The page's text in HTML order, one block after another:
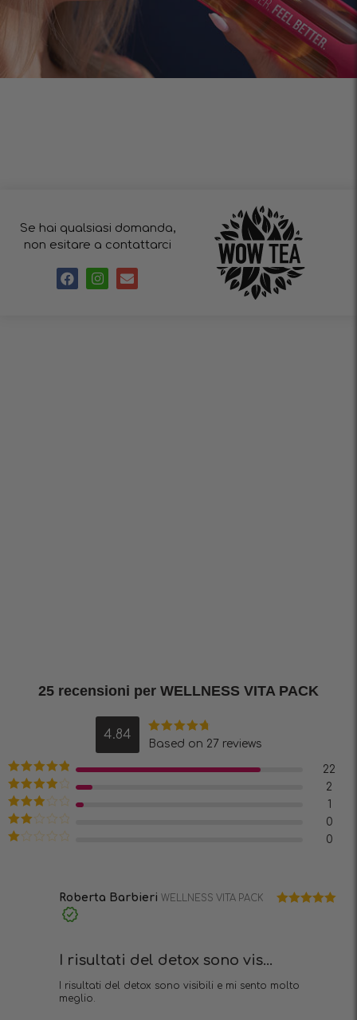
Se hai qualsiasi domanda,
non esitare a contattarci
25 recensioni per WELLNESS VITA PACK
4.84
Valutato
Based on 27 reviews
Valutato5
su 5
22
Valutato4
su 5
2
Valutato
3
1
Valutato
0
0
Roberta Barbieri WELLNESS VITA PACK
I risultati del detox sono vis...
I risultati del detox sono visibili e mi sento molto
meglio.